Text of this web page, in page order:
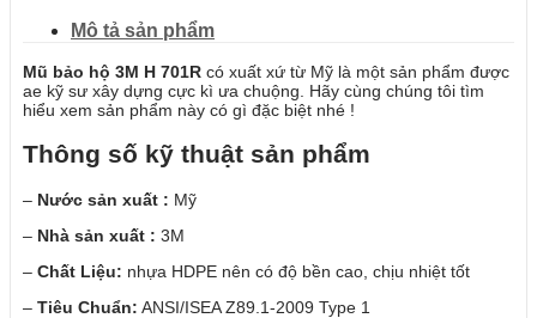
Mô tả sản phẩm
Mũ bảo hộ 3M H 701R có xuất xứ từ Mỹ là một sản phẩm được
ae kỹ sư xây dựng cực kì ưa chuộng. Hãy cùng chúng tôi tìm
hiểu xem sản phẩm này có gì đặc biệt nhé !
Thông số kỹ thuật sản phẩm
– Nước sản xuất : Mỹ
– Nhà sản xuất : 3M
– Chất Liệu: nhựa HDPE nên có độ bền cao, chịu nhiệt tốt
– Tiêu Chuẩn: ANSI/ISEA Z89.1-2009 Type 1